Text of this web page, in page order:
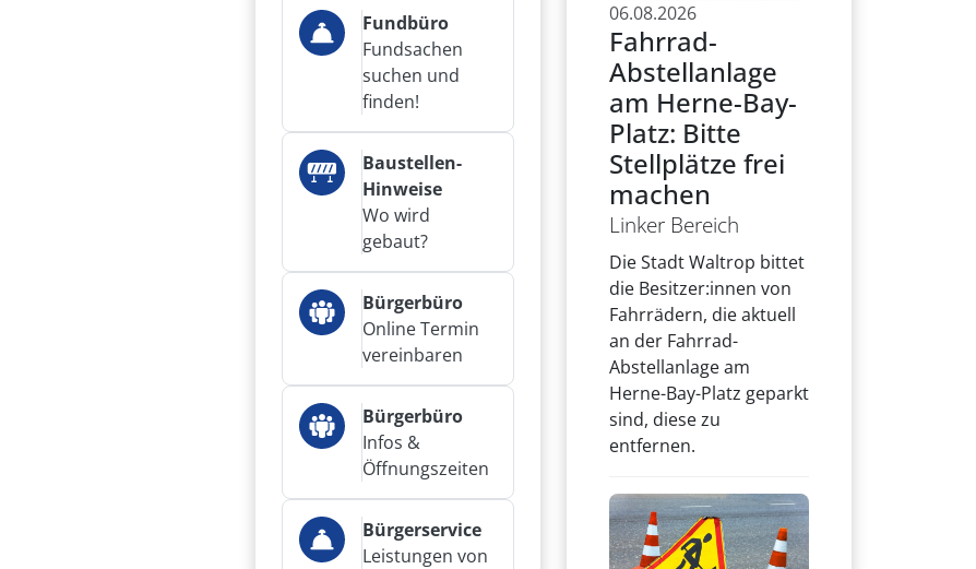
Fundbüro
Fundsachen
suchen und
finden!
Baustellen-
Hinweise
Wo wird
gebaut?
Bürgerbüro
Online Termin
vereinbaren
Bürgerbüro
Infos &
Öffnungszeiten
Bürgerservice
Leistungen von
06.08.2026
Fahrrad-
Abstellanlage
am Herne-Bay-
Platz: Bitte
Stellplätze frei
machen
Linker Bereich
Die Stadt Waltrop bittet
die Besitzer:innen von
Fahrrädern, die aktuell
an der Fahrrad-
Abstellanlage am
Herne-Bay-Platz geparkt
sind, diese zu
entfernen.